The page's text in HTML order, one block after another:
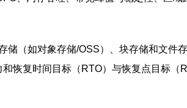
储（如对象存储/OSS）、块存储和文
恢复时间目标（RTO）与恢复点目标（